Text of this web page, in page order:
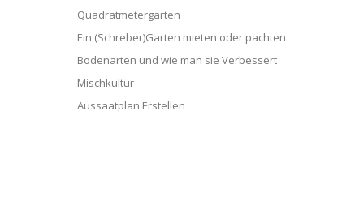
Quadratmetergarten
Ein (Schreber)Garten mieten oder pachten
Bodenarten und wie man sie Verbessert
Mischkultur
Aussaatplan Erstellen